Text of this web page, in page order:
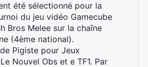
été sélectionné pour la
du jeu vidéo Gamecube
Bros Melee sur la chaîne
(4ème national).
Pigiste pour Jeux
Nouvel Obs et e TF1. Par